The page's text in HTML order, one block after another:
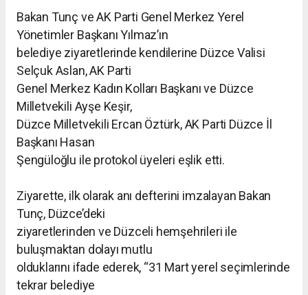
Bakan Tunç ve AK Parti Genel Merkez Yerel
Yönetimler Başkanı Yılmaz’ın
belediye ziyaretlerinde kendilerine Düzce Valisi
Selçuk Aslan, AK Parti
Genel Merkez Kadın Kolları Başkanı ve Düzce
Milletvekili Ayşe Keşir,
Düzce Milletvekili Ercan Öztürk, AK Parti Düzce İl
Başkanı Hasan
Şengüloğlu ile protokol üyeleri eşlik etti.
Ziyarette, ilk olarak anı defterini imzalayan Bakan
Tunç, Düzce’deki
ziyaretlerinden ve Düzceli hemşehrileri ile
buluşmaktan dolayı mutlu
olduklarını ifade ederek, “31 Mart yerel seçimlerinde
tekrar belediye